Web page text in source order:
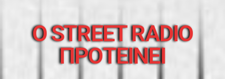
O STREET RADIO
ΠΡΟΤΕΙΝΕΙ